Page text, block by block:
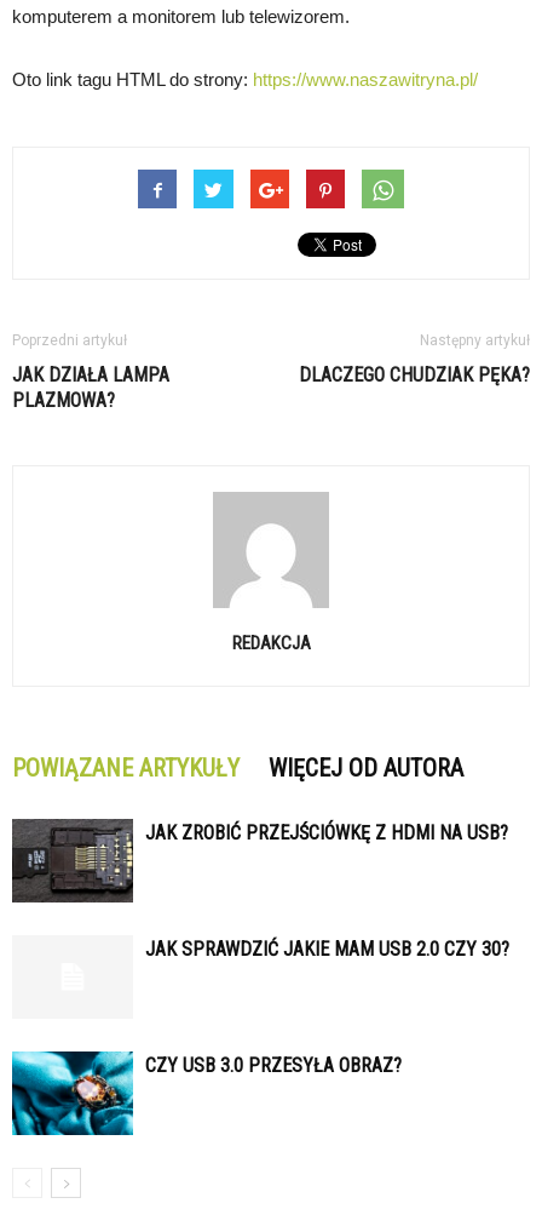
komputerem a monitorem lub telewizorem.
Oto link tagu HTML do strony: https://www.naszawitryna.pl/
Poprzedni artykuł
JAK DZIAŁA LAMPA
PLAZMOWA?
Następny artykuł
DLACZEGO CHUDZIAK PĘKA?
REDAKCJA
POWIĄZANE ARTYKUŁY WIĘCEJ OD AUTORA
JAK ZROBIĆ PRZEJŚCIÓWKĘ Z HDMI NA USB?
JAK SPRAWDZIĆ JAKIE MAM USB 2.0 CZY 30?
CZY USB 3.0 PRZESYŁA OBRAZ?